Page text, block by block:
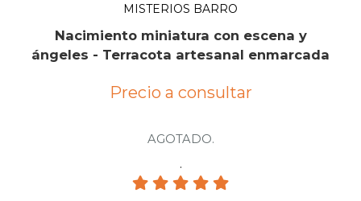
MISTERIOS BARRO
Nacimiento miniatura con escena y
ángeles - Terracota artesanal enmarcada
Precio a consultar
AGOTADO.
.